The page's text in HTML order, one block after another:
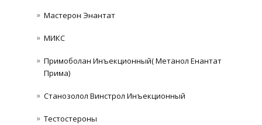
Мастерон Энантат
МИКС
Примоболан Инъекционный( Метанол Енантат
Прима)
Станозолол Винстрол Инъекционный
Тестостероны